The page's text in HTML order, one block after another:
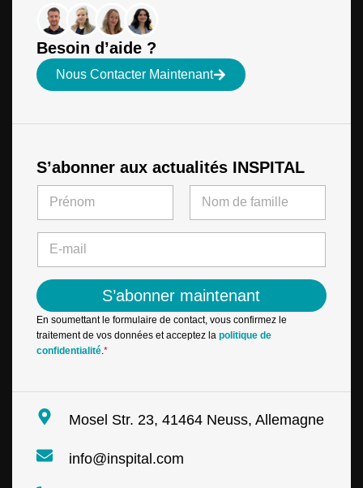
Besoin d’aide ?
Nous Contacter Maintenant
S’abonner aux actualités INSPITAL
m
m
a
i
l
*
S’abonner maintenant
En soumettant le formulaire de contact, vous confirmez le
traitement de vos données et acceptez la politique de
confidentialité.*
Mosel Str. 23, 41464 Neuss, Allemagne
info@inspital.com